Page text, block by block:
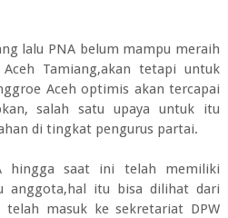
lalu PNA belum mampu meraih
Tamiang,akan tetapi untuk
Aceh optimis akan tercapai
salah satu upaya untuk itu
di tingkat pengurus partai.
hingga saat ini telah memiliki
anggota,hal itu bisa dilihat dari
masuk ke sekretariat DPW